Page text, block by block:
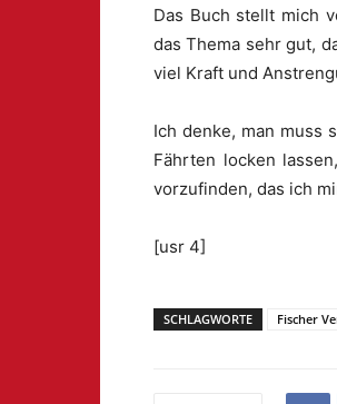
Das Buch stellt mich
das Thema sehr gut,
viel Kraft und
Ich denke, man muss
Fährten locken
vorzufinden, das ich
[usr 4]
SCHLAGWORTE Fischer